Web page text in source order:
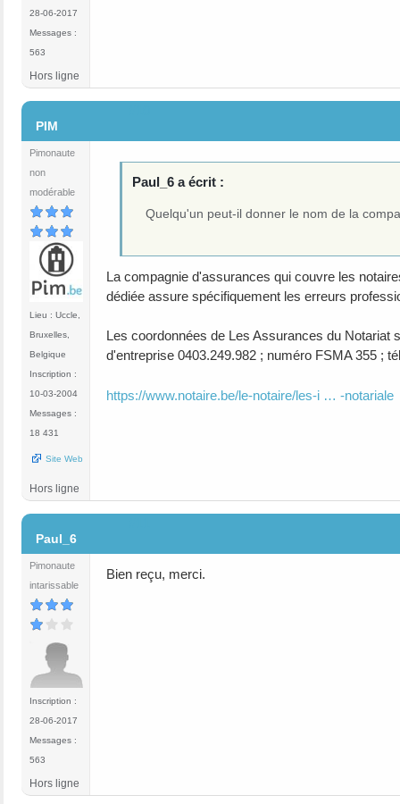
28-06-2017
Messages :
563
Hors ligne
PIM
Pimonaute
non
modérable
Lieu : Uccle,
Bruxelles,
Belgique
Inscription :
10-03-2004
Messages :
18 431
Site Web
Paul_6 a écrit :
Quelqu'un peut-il donner le nom de la
La compagnie d'assurances qui couvre les
dédiée assure spécifiquement les erreurs
Les coordonnées de Les Assurances du Notariat
d'entreprise 0403.249.982 ; numéro FSMA 355 ;
https://www.notaire.be/le-notaire/les-i … -notariale
Hors ligne
Paul_6
Pimonaute
intarissable
Inscription :
28-06-2017
Messages :
563
Bien reçu, merci.
Hors ligne